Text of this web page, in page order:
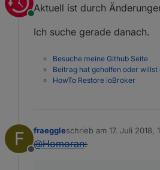
Online
Aktuell ist durch
Ich suche gerade danach.
Besuche meine Github Seite
Beitrag hat geholfen oder
HowTo Restore ioBroker
F
Offline
fraeggleschrieb am 17. Juli 2018,
zuletzt editiert von
@Homoran: